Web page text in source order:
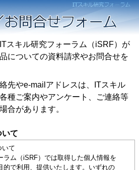
スキル研究フォーラム（iSRF）が
についての資料請求やお問合せを
先やe-mailアドレスは、ITスキル
種ご案内やアンケート、ご連絡等
合があります。
て
て
ム（iSRF）では取得した個人情報を
的で利用、提供いたします。いずれの